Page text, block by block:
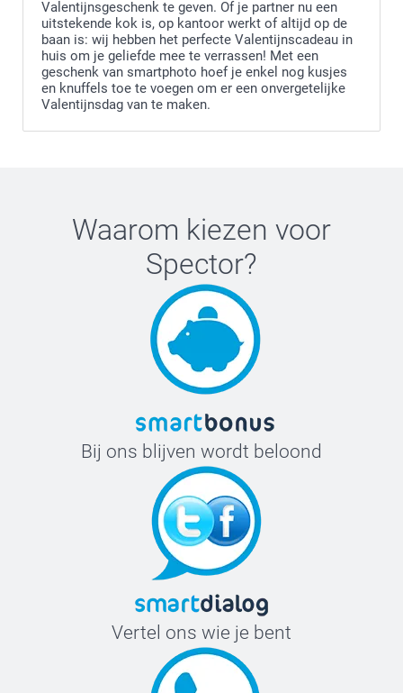
Valentijnsgeschenk te geven. Of je partner nu een
uitstekende kok is, op kantoor werkt of altijd op de
baan is: wij hebben het perfecte Valentijnscadeau in
huis om je geliefde mee te verrassen! Met een
geschenk van smartphoto hoef je enkel nog kusjes
en knuffels toe te voegen om er een onvergetelijke
Valentijnsdag van te maken.
Waarom kiezen voor
Spector?
Bij ons blijven wordt beloond
Vertel ons wie je bent